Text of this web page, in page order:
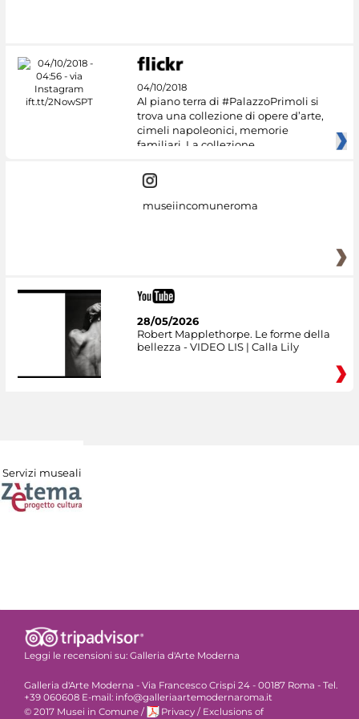
04/10/2018
Al piano terra di #PalazzoPrimoli si
trova una collezione di opere d’arte,
cimeli napoleonici, memorie
familiari. La collezione
museiincomuneroma
28/05/2026
Robert Mapplethorpe. Le forme della
bellezza - VIDEO LIS | Calla Lily
Servizi museali
Leggi le recensioni su: Galleria d'Arte Moderna
Galleria d'Arte Moderna - Via Francesco Crispi 24 - 00187 Roma - Tel.
+39 060608 E-mail: info@galleriaartemodernaroma.it
© 2017 Musei in Comune / Privacy / Exclusions of